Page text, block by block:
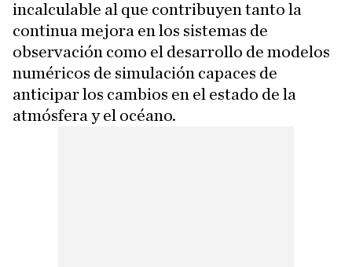
incalculable al que contribuyen tanto la
continua mejora en los sistemas de
observación como el desarrollo de modelos
numéricos de simulación capaces de
anticipar los cambios en el estado de la
atmósfera y el océano.